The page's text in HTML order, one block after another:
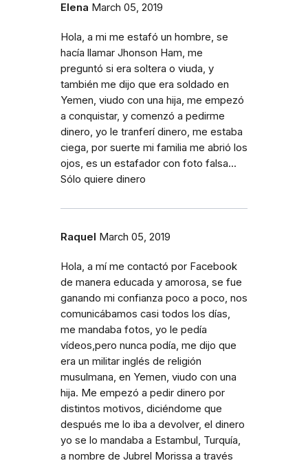
Elena March 05, 2019
Hola, a mi me estafó un hombre, se
hacía llamar Jhonson Ham, me
preguntó si era soltera o viuda, y
también me dijo que era soldado en
Yemen, viudo con una hija, me empezó
a conquistar, y comenzó a pedirme
dinero, yo le tranferí dinero, me estaba
ciega, por suerte mi familia me abrió los
ojos, es un estafador con foto falsa...
Sólo quiere dinero
Raquel March 05, 2019
Hola, a mí me contactó por Facebook
de manera educada y amorosa, se fue
ganando mi confianza poco a poco, nos
comunicábamos casi todos los días,
me mandaba fotos, yo le pedía
vídeos,pero nunca podía, me dijo que
era un militar inglés de religión
musulmana, en Yemen, viudo con una
hija. Me empezó a pedir dinero por
distintos motivos, diciéndome que
después me lo iba a devolver, el dinero
yo se lo mandaba a Estambul, Turquía,
a nombre de Jubrel Morissa a través